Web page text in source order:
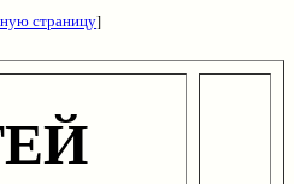
страницу]